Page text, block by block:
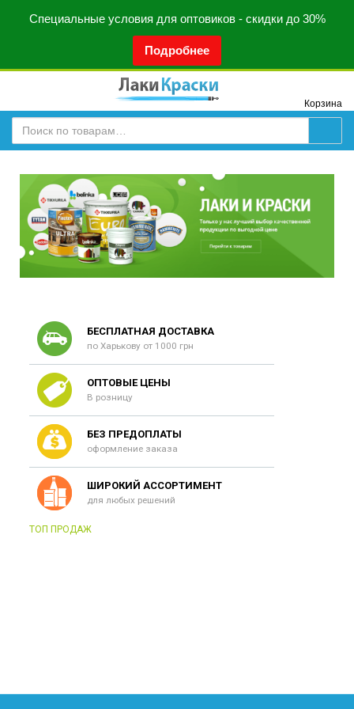
Специальные условия для оптовиков - скидки до 30%
Подробнее
Корзина
БЕСПЛАТНАЯ ДОСТАВКА
по Харькову от 1000 грн
ОПТОВЫЕ ЦЕНЫ
В розницу
БЕЗ ПРЕДОПЛАТЫ
оформление заказа
ШИРОКИЙ АССОРТИМЕНТ
для любых решений
ТОП ПРОДАЖ